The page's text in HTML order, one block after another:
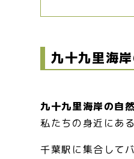
九十九里海
九十九里海岸の自
私たちの身近にあ
千葉駅に集合して